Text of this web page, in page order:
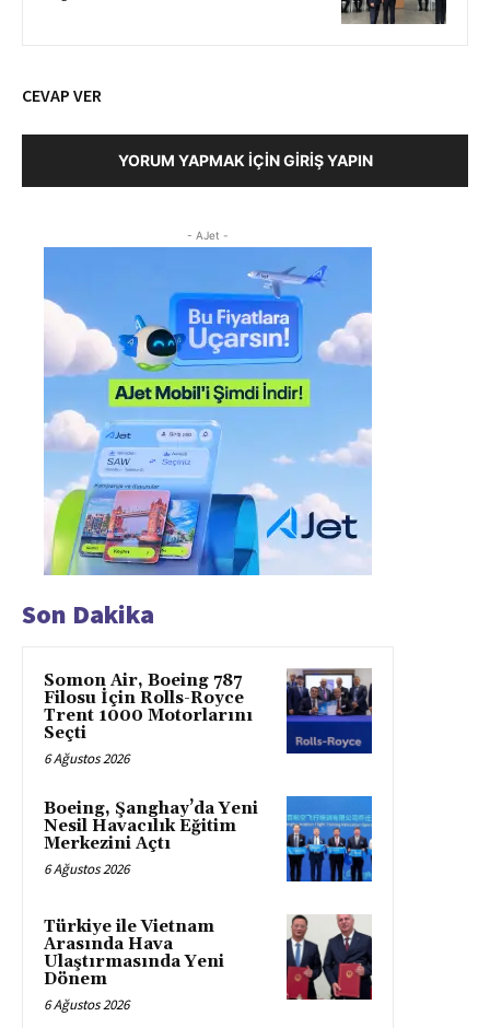
CEVAP VER
YORUM YAPMAK İÇIN GIRIŞ YAPIN
- AJet -
Son Dakika
Somon Air, Boeing 787
Filosu İçin Rolls-Royce
Trent 1000 Motorlarını
Seçti
6 Ağustos 2026
Boeing, Şanghay’da Yeni
Nesil Havacılık Eğitim
Merkezini Açtı
6 Ağustos 2026
Türkiye ile Vietnam
Arasında Hava
Ulaştırmasında Yeni
Dönem
6 Ağustos 2026